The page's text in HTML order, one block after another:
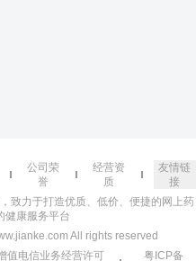
公司荣
誉
经营资
质
友情链
接
致力于打造优质、低价、便捷的网上药
健康服务平台
All rights reserved
值电信业务经营许可 粤ICP备